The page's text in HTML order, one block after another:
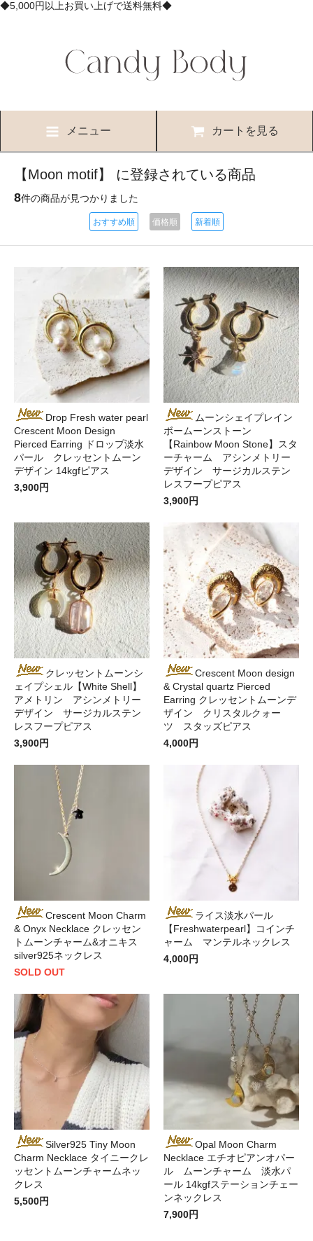
◆5,000円以上お買い上げで送料無料◆
メニュー カートを見る
【Moon motif】 に登録されている商品
8件の商品が見つかりました
おすすめ順 価格順 新着順
Drop Fresh water pearl
Crescent Moon Design
Pierced Earring ドロップ淡水
パール クレッセントムーン
デザイン 14kgfピアス
3,900円
ムーンシェイプレイン
ボームーンストーン
【Rainbow Moon Stone】スタ
ーチャーム アシンメトリー
デザイン サージカルステン
レスフープピアス
3,900円
クレッセントムーンシ
ェイプシェル【White Shell】
アメトリン アシンメトリー
デザイン サージカルステン
レスフープピアス
3,900円
Crescent Moon design
& Crystal quartz Pierced
Earring クレッセントムーンデ
ザイン クリスタルクォー
ツ スタッズピアス
4,000円
Crescent Moon Charm
& Onyx Necklace クレッセン
トムーンチャーム&オニキス
silver925ネックレス
SOLD OUT
ライス淡水パール
【Freshwaterpearl】コインチ
ャーム マンテルネックレス
4,000円
Silver925 Tiny Moon
Charm Necklace タイニークレ
ッセントムーンチャームネッ
クレス
5,500円
Opal Moon Charm
Necklace エチオピアンオパー
ル ムーンチャーム 淡水パ
ール 14kgfステーションチェー
ンネックレス
7,900円